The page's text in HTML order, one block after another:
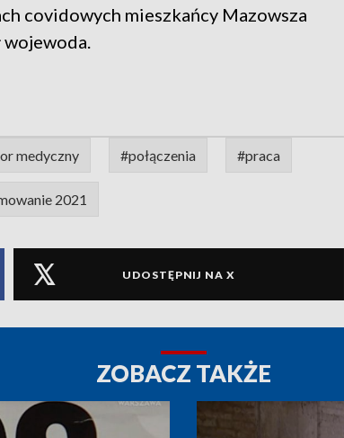
covidowych mieszkańcy Mazowsza
wojewoda.
medyczny #połączenia #praca
2021
UDOSTĘPNIJ NA X
ZOBACZ TAKŻE